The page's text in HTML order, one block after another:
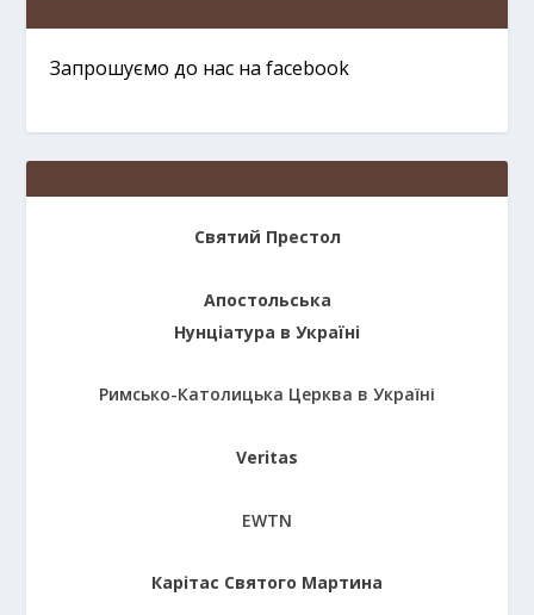
Запрошуємо до нас на facebook
Святий Престол
Апостольська
Нунціатура в Україні
Римсько-Католицька Церква в Україні
Veritas
EWTN
Карітас Святого Мартина